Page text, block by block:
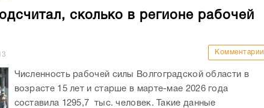
сколько в регионе рабочей
Комментарии
Численность рабочей силы Волгоградской области в
возрасте 15 лет и старше в марте-мае 2026 года
составила 1295,7 тыс. человек. Такие данные